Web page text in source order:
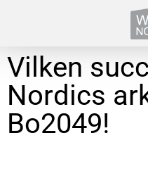
Vilken
Nordics
Bo2049!